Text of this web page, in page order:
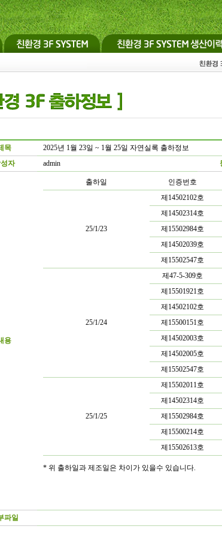
목
2025년 1월 23일 ~ 1월 25일 자연실록 출하정보
자
admin
용
출하일 인증번호
25/1/23
제14502102호
제14502314호
제15502984호
제14502039호
제15502547호
25/1/24
제47-5-309호
제15501921호
제14502102호
제15500151호
제14502003호
제14502005호
제15502547호
25/1/25
제15502011호
제14502314호
제15502984호
제15500214호
제15502613호
* 위 출하일과 제조일은 차이가 있을수 있습니다.
파일